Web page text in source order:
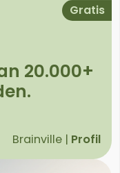
Gratis
20.000+
Brainville | Profil